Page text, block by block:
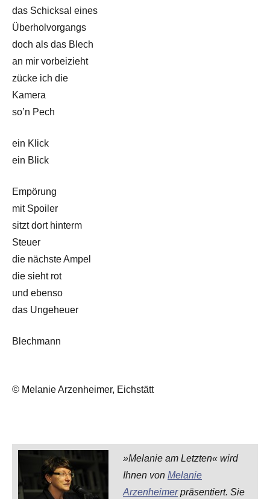
das Schicksal eines
Überholvorgangs
doch als das Blech
an mir vorbeizieht
zücke ich die
Kamera
so’n Pech
ein Klick
ein Blick
Empörung
mit Spoiler
sitzt dort hinterm
Steuer
die nächste Ampel
die sieht rot
und ebenso
das Ungeheuer
Blechmann
© Melanie Arzenheimer, Eichstätt
»Melanie am Letzten« wird
Ihnen von Melanie
Arzenheimerpräsentiert. Sie